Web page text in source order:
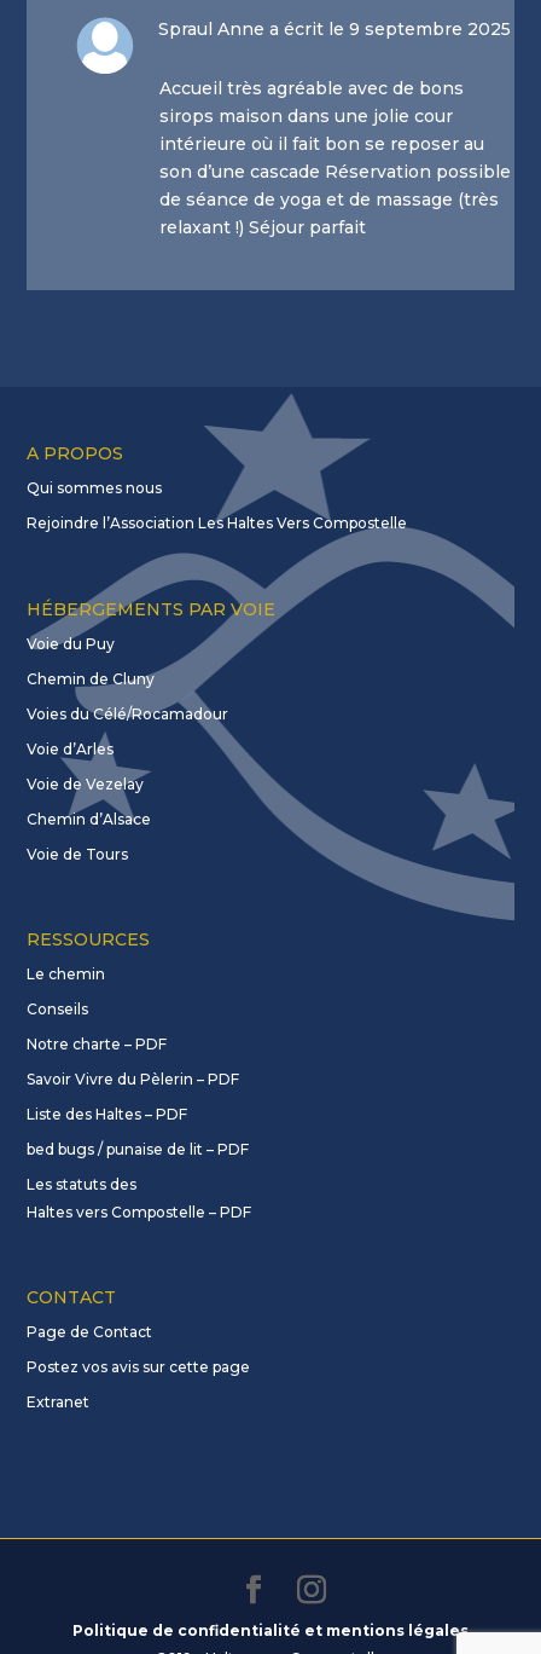
Spraul Anne a écrit le 9 septembre 2025
Accueil très agréable avec de bons
sirops maison dans une jolie cour
intérieure où il fait bon se reposer au
son d’une cascade Réservation possible
de séance de yoga et de massage (très
relaxant !) Séjour parfait
A PROPOS
Qui sommes nous
Rejoindre l’Association Les Haltes Vers Compostelle
HÉBERGEMENTS PAR VOIE
Voie du Puy
Chemin de Cluny
Voies du Célé/Rocamadour
Voie d’Arles
Voie de Vezelay
Chemin d’Alsace
Voie de Tours
RESSOURCES
Le chemin
Conseils
Notre charte – PDF
Savoir Vivre du Pèlerin – PDF
Liste des Haltes – PDF
bed bugs / punaise de lit – PDF
Les statuts des
Haltes vers Compostelle – PDF
CONTACT
Page de Contact
Postez vos avis sur cette page
Extranet
Politique de confidentialité et mentions légales